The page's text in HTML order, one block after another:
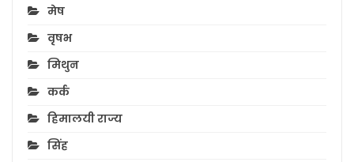
मेष
वृषभ
मिथुन
कर्क
हिमालयी राज्य
सिंह